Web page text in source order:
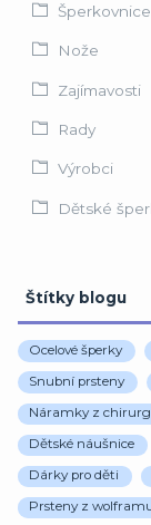
Nože
Zajímavosti
Rady
Výrobci
Dětské
Štítky blogu
Ocelové šperky
Snubní prsteny
Náramky z
Dětské náušnice
Dárky pro děti
Prsteny z